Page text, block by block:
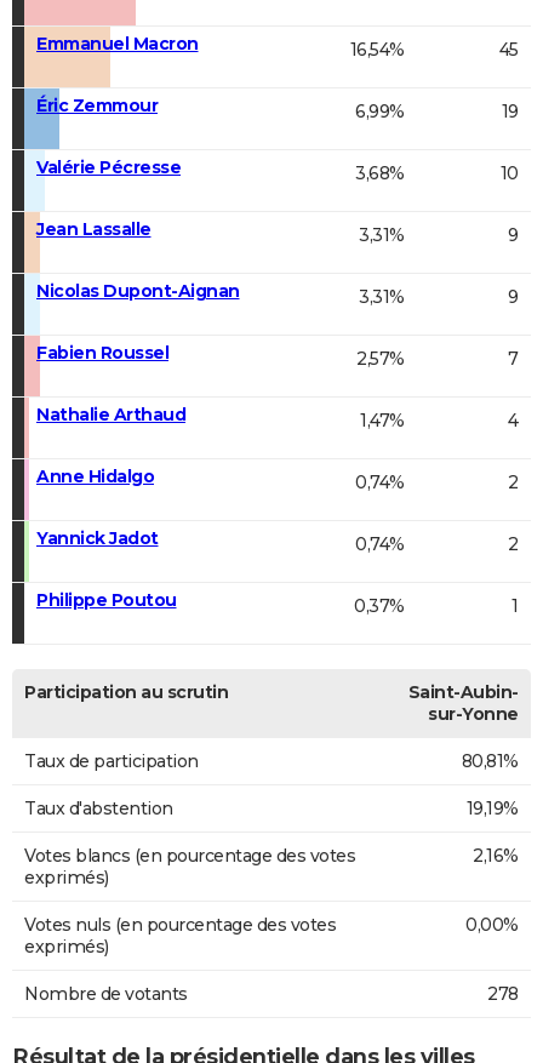
Emmanuel Macron 16,54% 45
Éric Zemmour 6,99% 19
Valérie Pécresse 3,68% 10
Jean Lassalle 3,31% 9
Nicolas Dupont-Aignan 3,31% 9
Fabien Roussel 2,57% 7
Nathalie Arthaud 1,47% 4
Anne Hidalgo 0,74% 2
Yannick Jadot 0,74% 2
Philippe Poutou 0,37% 1
Participation au scrutin
Saint-Aubin-
sur-Yonne
Taux de participation 80,81%
Taux d'abstention 19,19%
Votes blancs (en pourcentage des votes
exprimés)
2,16%
Votes nuls (en pourcentage des votes
exprimés)
0,00%
Nombre de votants 278
Résultat de la présidentielle dans les villes